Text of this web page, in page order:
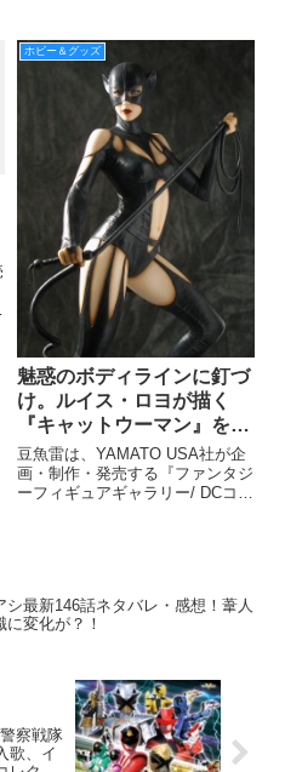
ホビー＆グッズ
魅惑のボディラインに釘づ
け。ルイス・ロヨが描く
『キャットウーマン』を
1/6スタチュー化︕【早く
も再入荷! 要チェック】
豆魚雷は、YAMATO USA社が企
画・制作・発売する『ファンタジ
ーフィギュアギャラリー/ DCコミ
シ最新146話ネタバレ・感想！葦人
に変化が？！
察戦隊
歌、イ